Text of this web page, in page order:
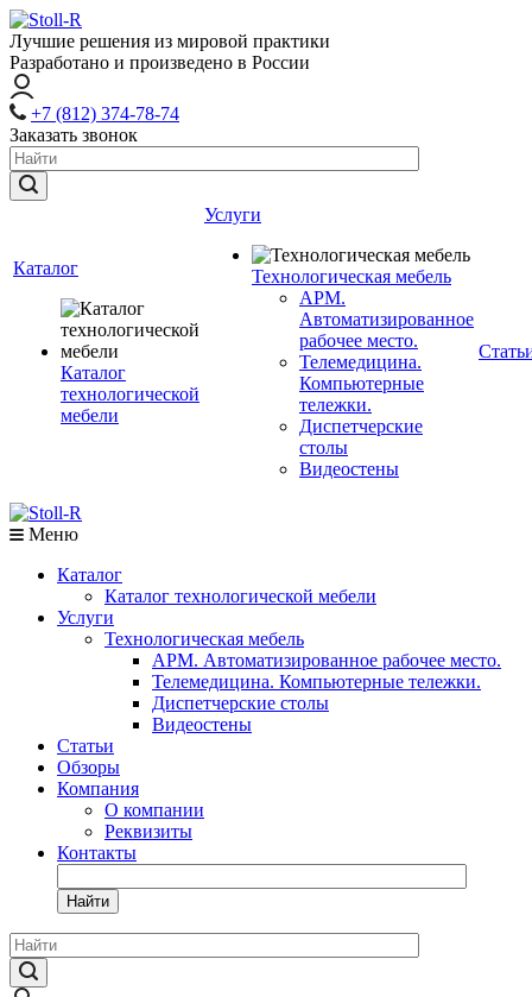
Лучшие решения из мировой практики
Разработано и произведено в России
+7 (812) 374-78-74
Заказать звонок
Каталог
Каталог
технологической
мебели
Услуги
Технологическая мебель
АРМ.
Автоматизированное
рабочее место.
Телемедицина.
Компьютерные
тележки.
Диспетчерские
столы
Видеостены
Меню
Каталог
Каталог технологической мебели
Услуги
Технологическая мебель
АРМ. Автоматизированное рабочее место.
Телемедицина. Компьютерные тележки.
Диспетчерские столы
Видеостены
Статьи
Обзоры
Компания
О компании
Реквизиты
Контакты
Найти